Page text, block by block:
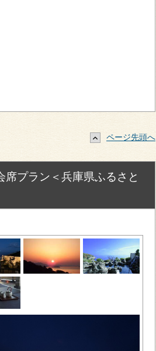
ページ先頭へ
プラン＜兵庫県ふるさと